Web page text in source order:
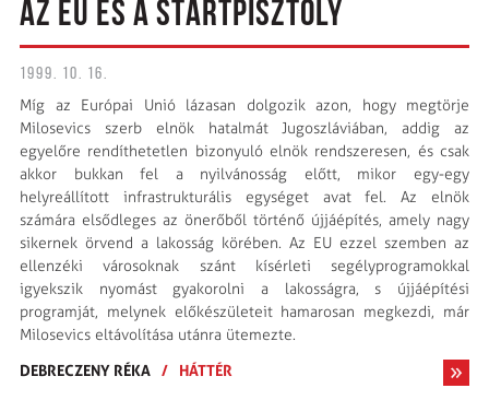
AZ EU ÉS A STARTPISZTOLY
1999. 10. 16.
Míg az Európai Unió lázasan dolgozik azon, hogy megtörje
Milosevics szerb elnök hatalmát Jugoszláviában, addig az
egyelőre rendíthetetlen bizonyuló elnök rendszeresen, és csak
akkor bukkan fel a nyilvánosság előtt, mikor egy-egy
helyreállított infrastrukturális egységet avat fel. Az elnök
számára elsődleges az önerőből történő újjáépítés, amely nagy
sikernek örvend a lakosság körében. Az EU ezzel szemben az
ellenzéki városoknak szánt kísérleti segélyprogramokkal
igyekszik nyomást gyakorolni a lakosságra, s újjáépítési
programját, melynek előkészületeit hamarosan megkezdi, már
Milosevics eltávolítása utánra ütemezte.
DEBRECZENY RÉKA / HÁTTÉR